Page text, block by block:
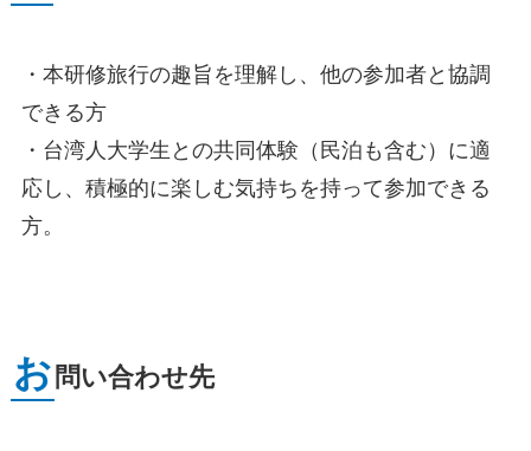
・本研修旅行の趣旨を理解し、他の参加者と協調
できる方
・台湾人大学生との共同体験（民泊も含む）に適
応し、積極的に楽しむ気持ちを持って参加できる
方。
お 問い合わせ先